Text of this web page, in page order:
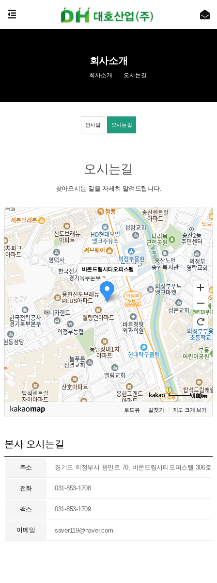
인사말 오시는길
회사소개 오시는길
회사소개
오시는길
찾아오시는 길을 자세히 알려드립니다.
비콘드림시티오피스텔
100m
로드뷰 길찾기 지도 크게 보기
본사 오시는길
주소 경기도 의정부시 용민로 70, 비콘드림시티오피스텔 306호
전화 031-853-1708
팩스 031-853-1709
이메일 saver119@naver.com